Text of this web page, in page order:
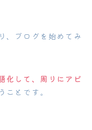
、ブログを始めてみ
化して、周りにアピ
ことです。